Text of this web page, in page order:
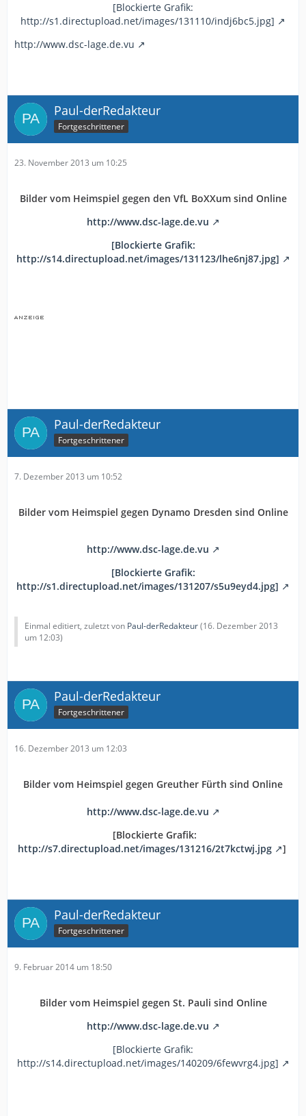
[Blockierte Grafik:
http://s1.directupload.net/images/131110/indj6bc5.jpg]
http://www.dsc-lage.de.vu
Paul-derRedakteur
Fortgeschrittener
23. November 2013 um 10:25
Bilder vom Heimspiel gegen den VfL BoXXum sind Online
http://www.dsc-lage.de.vu
[Blockierte Grafik:
http://s14.directupload.net/images/131123/lhe6nj87.jpg]
Paul-derRedakteur
Fortgeschrittener
7. Dezember 2013 um 10:52
Bilder vom Heimspiel gegen Dynamo Dresden sind Online
http://www.dsc-lage.de.vu
[Blockierte Grafik:
http://s1.directupload.net/images/131207/s5u9eyd4.jpg]
Einmal editiert, zuletzt von Paul-derRedakteur(16. Dezember 2013
um 12:03)
Paul-derRedakteur
Fortgeschrittener
16. Dezember 2013 um 12:03
Bilder vom Heimspiel gegen Greuther Fürth sind Online
http://www.dsc-lage.de.vu
[Blockierte Grafik:
http://s7.directupload.net/images/131216/2t7kctwj.jpg
]
Paul-derRedakteur
Fortgeschrittener
9. Februar 2014 um 18:50
Bilder vom Heimspiel gegen St. Pauli sind Online
http://www.dsc-lage.de.vu
[Blockierte Grafik:
http://s14.directupload.net/images/140209/6fewvrg4.jpg]